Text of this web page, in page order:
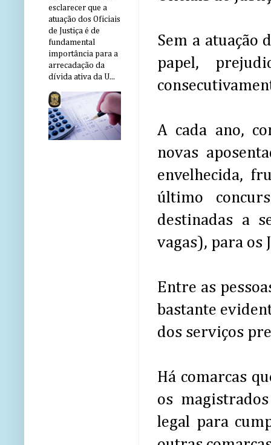
Sem a atuação
papel,
A cada ano,
novas
envelhecida,
último
destinadas a
vagas), para os
Entre as
bastante
dos serviços
Há comarcas
os
legal para
esclarecer que a
atuação dos Oficiais
de Justiça é de
fundamental
importância para a
arrecadação da
dívida ativa da U...